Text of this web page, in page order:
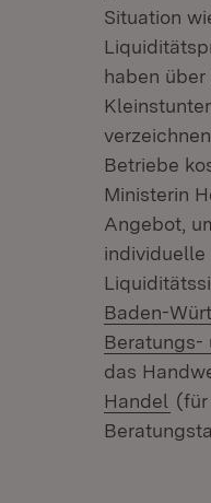
Situation
haben
Betriebe
Ministerin
Angebot,
individuelle
Baden-
Beratungs-
das
Handel